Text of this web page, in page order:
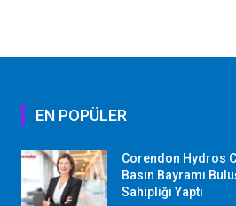
EN POPÜLER
Corendon Hydros
Basın Bayramı
Sahipliği Yaptı